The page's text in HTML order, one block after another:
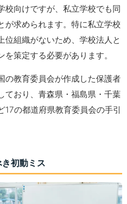
校向けですが、私立学校でも同
が求められます。特に私立学校
位組織がないため、学校法人と
を策定する必要があります。
の教育委員会が作成した保護者
ており、青森県・福島県・千葉
17の都道府県教育委員会の手引
初動ミス